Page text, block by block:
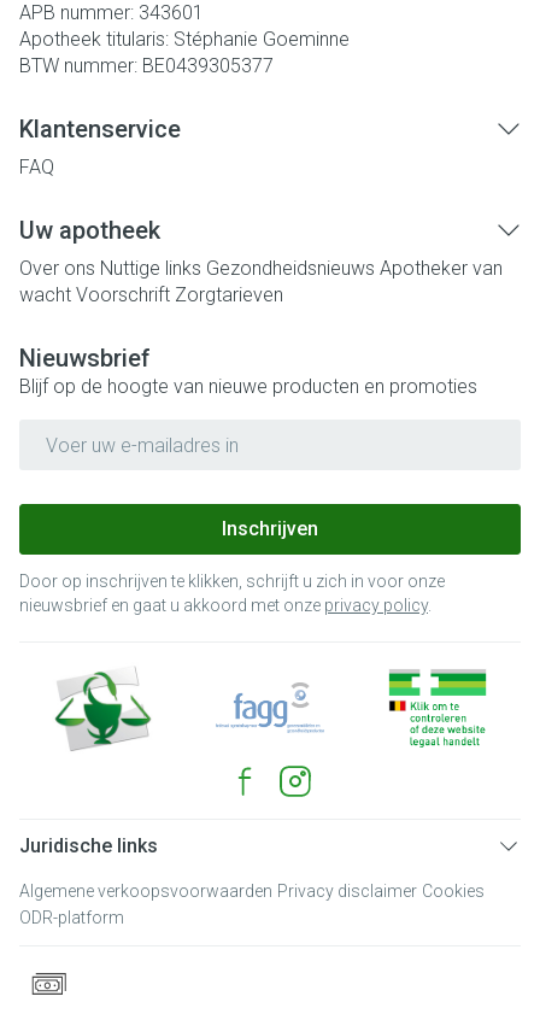
APB nummer: 343601
Apotheek titularis: Stéphanie Goeminne
BTW nummer: BE0439305377
Klantenservice
FAQ
Uw apotheek
Over ons Nuttige links Gezondheidsnieuws Apotheker van
wacht Voorschrift Zorgtarieven
Nieuwsbrief
Blijf op de hoogte van nieuwe producten en promoties
Inschrijven
Door op inschrijven te klikken, schrijft u zich in voor onze
nieuwsbrief en gaat u akkoord met onze privacy policy.
Juridische links
Algemene verkoopsvoorwaarden Privacy disclaimer Cookies
ODR-platform